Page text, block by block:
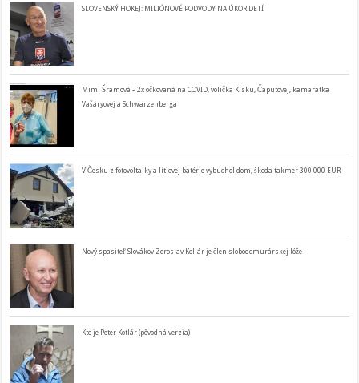
SLOVENSKÝ HOKEJ: MILIÓNOVÉ PODVODY NA ÚKOR DETÍ
Mimi Šramová – 2x očkovaná na COVID, volička Kisku, Čaputovej, kamarátka
Vašáryovej a Schwarzenberga
V Česku z fotovoltaiky a lítiovej batérie vybuchol dom, škoda takmer 300 000 EUR
Nový spasiteľ Slovákov Zoroslav Kollár je člen slobodomurárskej lóže
Kto je Peter Kotlár (pôvodná verzia)